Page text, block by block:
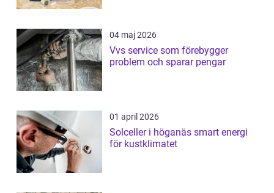
04 maj 2026
Vvs service som förebygger
problem och sparar pengar
01 april 2026
Solceller i höganäs smart energi
för kustklimatet